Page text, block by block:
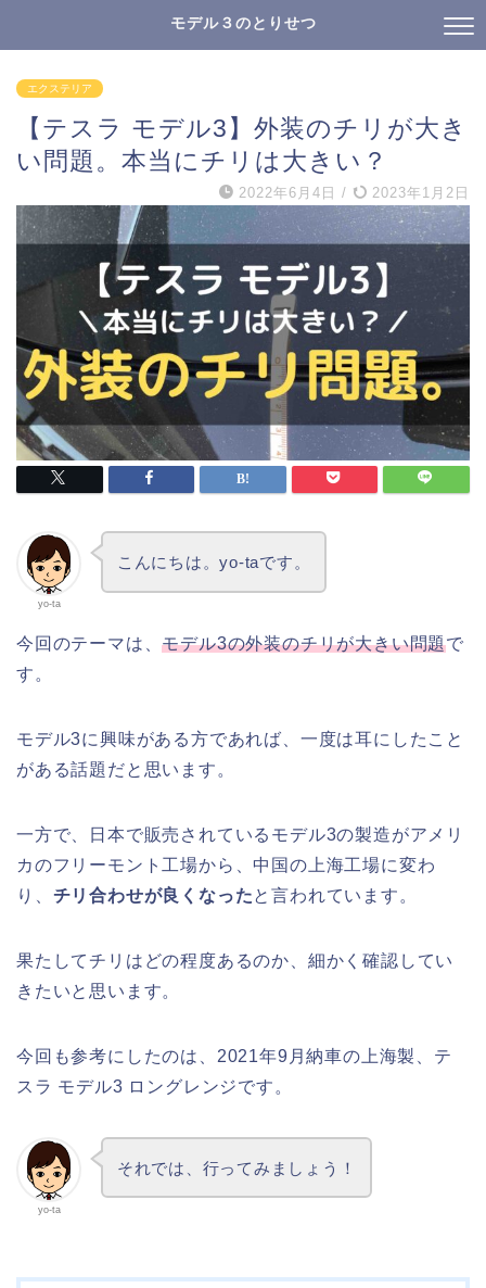
モデル３のとりせつ
エクステリア
【テスラ モデル3】外装のチリが大き
い問題。本当にチリは大きい？
2022年6月4日 / 2023年1月2日
yo-ta
こんにちは。yo-taです。
今回のテーマは、モデル3の外装のチリが大きい問題で
す。
モデル3に興味がある方であれば、一度は耳にしたこと
がある話題だと思います。
一方で、日本で販売されているモデル3の製造がアメリ
カのフリーモント工場から、中国の上海工場に変わ
り、 チリ合わせが良くなったと言われています。
果たしてチリはどの程度あるのか、細かく確認してい
きたいと思います。
今回も参考にしたのは、2021年9月納車の上海製、テ
スラ モデル3 ロングレンジです。
yo-ta
それでは、行ってみましょう！